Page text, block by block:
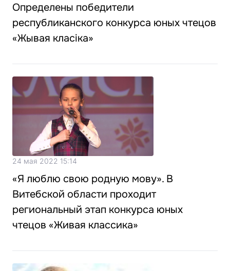
Определены победители
республиканского конкурса юных чтецов
«Жывая класіка»
24 мая 2022 15:14
«Я люблю свою родную мову». В
Витебской области проходит
региональный этап конкурса юных
чтецов «Живая классика»